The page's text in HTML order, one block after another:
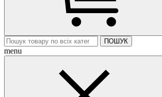
ПОШУК
menu